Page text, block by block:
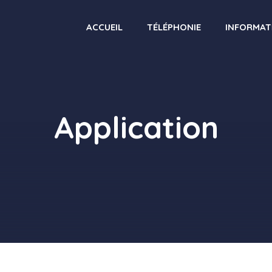
ACCUEIL TÉLÉPHONIE
Application